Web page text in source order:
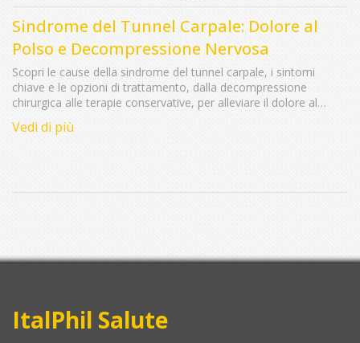
Sindrome del Tunnel Carpale: Dolore al
Polso e Decompressione Nervosa
Scopri le cause della sindrome del tunnel carpale, i sintomi
chiave e le opzioni di trattamento, dalla decompressione
chirurgica alle terapie conservative, per alleviare il dolore al
Vedi di più
ItalPhil Salute